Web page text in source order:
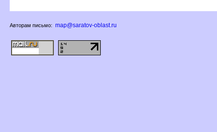
Авторам письмо: map@saratov-oblast.ru